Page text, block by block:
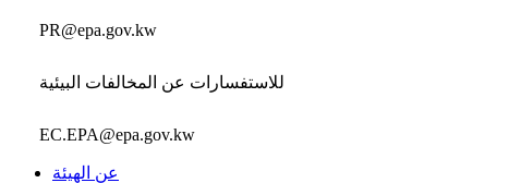
PR@epa.gov.kw
للاستفسارات عن المخالفات البيئية
EC.EPA@epa.gov.kw
عن الهيئة